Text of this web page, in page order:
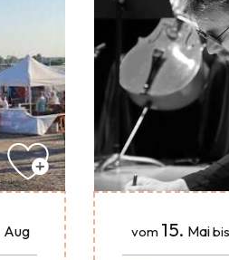
Aug vom 15. Mai